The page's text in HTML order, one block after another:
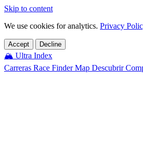
Skip to content
We use cookies for analytics. Privacy
Accept Decline
🏔️ Ultra Index
Carreras Race FinderMap Descubrir